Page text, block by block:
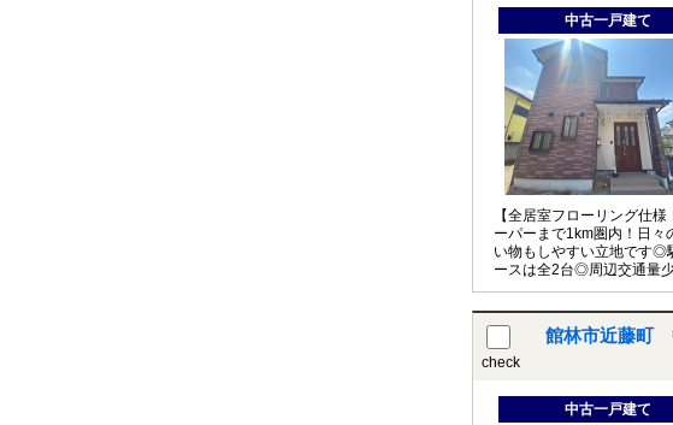
中古一戸建て
【全居室フローリング仕様
ーパーまで1km圏内！日々
い物もしやすい立地です◎
ースは全2台◎周辺交通量
ポイント！コンビニ徒歩4
check
館林市近藤町
中古一戸建て